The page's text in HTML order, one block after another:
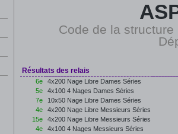
Code de la
Résultats des relais
6e
4x200 Nage Libre Dames Séries
5e
4x100 4 Nages Dames Séries
7e
10x50 Nage Libre Dames Séries
4e
4x200 Nage Libre Messieurs Séries
15e
4x200 Nage Libre Messieurs Séries
4e
4x100 4 Nages Messieurs Séries